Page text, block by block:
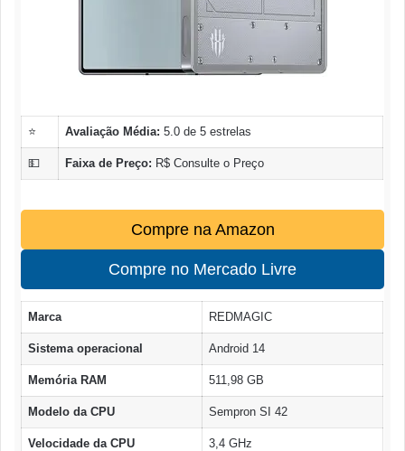
⭐ Avaliação Média: 5.0 de 5 estrelas
💵 Faixa de Preço: R$ Consulte o Preço
Compre na Amazon
Compre no Mercado Livre
Marca REDMAGIC
Sistema operacional Android 14
Memória RAM 511,98 GB
Modelo da CPU Sempron SI 42
Velocidade da CPU 3,4 GHz